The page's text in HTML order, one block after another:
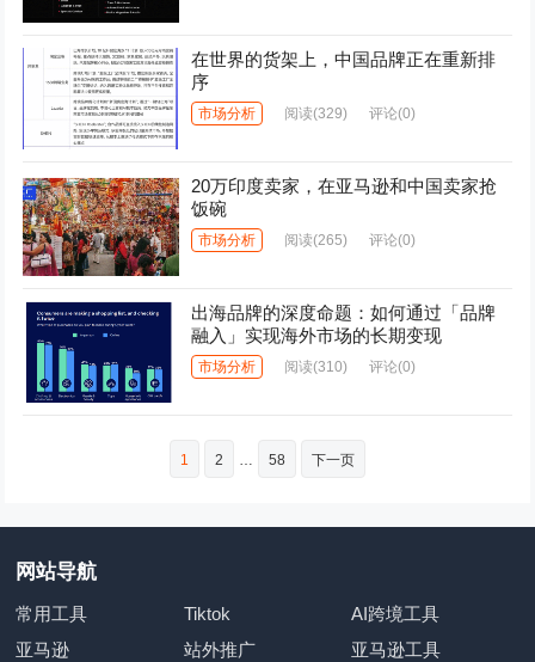
在世界的货架上，中国品牌正在重新排
序
市场分析 阅读(329) 评论(0)
20万印度卖家，在亚马逊和中国卖家抢
饭碗
市场分析 阅读(265) 评论(0)
出海品牌的深度命题：如何通过「品牌
融入」实现海外市场的长期变现
市场分析 阅读(310) 评论(0)
1 2 … 58 下一页
网站导航
常用工具 Tiktok
AI跨境工具
亚马逊
站外推广
亚马逊工具